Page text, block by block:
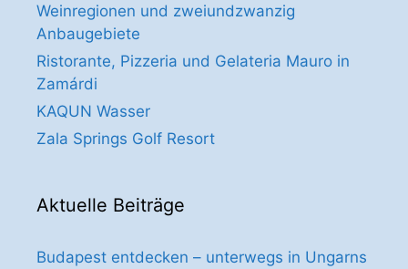
Weinregionen und zweiundzwanzig
Anbaugebiete
Ristorante, Pizzeria und Gelateria Mauro in
Zamárdi
KAQUN Wasser
Zala Springs Golf Resort
Aktuelle Beiträge
Budapest entdecken – unterwegs in Ungarns